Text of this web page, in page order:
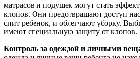
матрасов и подушек могут стать
клопов. Они предотвращают доступ
спит ребенок, и облегчают уборку.
имеют специальную защиту от клопов.
Контроль за одеждой и личными